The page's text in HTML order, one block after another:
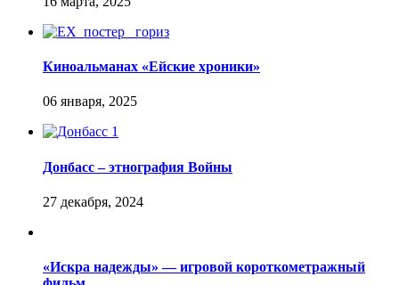
Киноальманах «Ейские хроники»
Донбасс – этнография Войны
«Искра надежды» — игровой короткометражный